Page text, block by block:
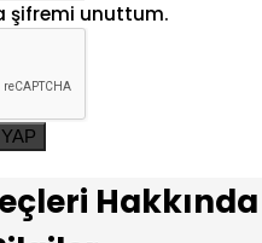
şifremi unuttum.
Hakkında